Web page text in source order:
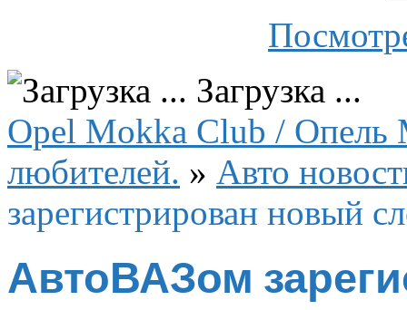
Загрузка ...
Opel Mokka Club / Опель
любителей. » Авто
зарегистрирован новый
АвтоВАЗом